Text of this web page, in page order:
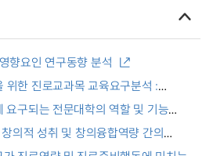
향요인 연구동향 분석
위한 진로교과목 교육요구분석 :
치감수준 군집유형을 중심으로 = An
Needs for College Career
types based on Career
Congruence Level
요구되는 전문대학의 역할 및 기능
핵심역량 = Roles and Functions and
of Technical College
Revolution Ages
의적 성취 및 창의융합역량 간의
경의 매개효과 = The mediating effect